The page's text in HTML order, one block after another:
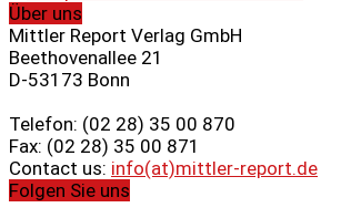
Über uns
Mittler Report Verlag GmbH
Beethovenallee 21
D-53173 Bonn
Telefon: (02 28) 35 00 870
Fax: (02 28) 35 00 871
Contact us: info(at)mittler-report.de
Folgen Sie uns